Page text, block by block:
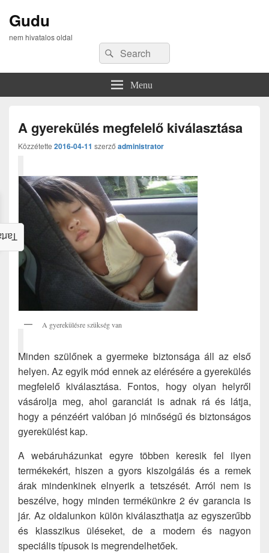
Gudu
nem hivatalos oldal
Search
for:
Search
Menu
A gyerekülés megfelelő kiválasztása
Közzétette 2016-04-11 szerző administrator
A gyerekülésre szükség van
Minden szülőnek a gyermeke biztonsága áll az első
helyen. Az egyik mód ennek az elérésére a gyerekülés
megfelelő kiválasztása. Fontos, hogy olyan helyről
vásárolja meg, ahol garanciát is adnak rá és látja,
hogy a pénzéért valóban jó minőségű és biztonságos
gyerekülést kap.
A webáruházunkat egyre többen keresik fel ilyen
termékekért, hiszen a gyors kiszolgálás és a remek
árak mindenkinek elnyerik a tetszését. Arról nem is
beszélve, hogy minden termékünkre 2 év garancia is
jár. Az oldalunkon külön kiválaszthatja az egyszerűbb
és klasszikus üléseket, de a modern és nagyon
speciális típusok is megrendelhetőek.